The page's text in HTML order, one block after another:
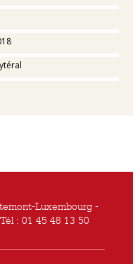
Luxembourg -
: 01 45 48 13 50